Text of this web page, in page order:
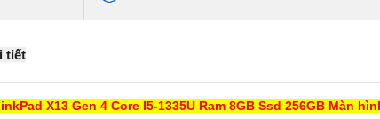
tiết
X13 Gen 4 Core I5-1335U Ram 8GB Ssd 256GB Màn